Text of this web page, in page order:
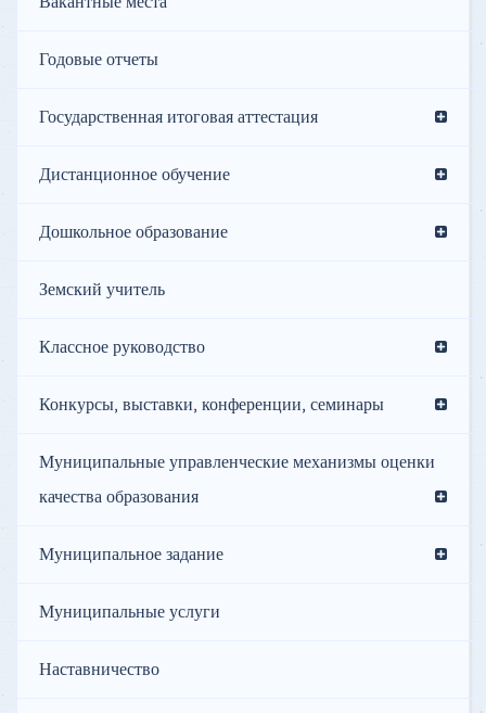
Годовые отчеты
Государственная итоговая аттестация
Дистанционное обучение
Дошкольное образование
Земский учитель
Классное руководство
Конкурсы, выставки, конференции, семинары
Муниципальные управленческие механизмы оценки
качества образования
Муниципальное задание
Муниципальные услуги
Наставничество